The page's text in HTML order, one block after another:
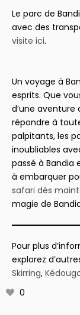
Le parc de
avec des
visite ici.
Un voyage à
esprits. Que
d’une
répondre à
palpitants, les
inoubliables
passé à Bandia
à embarquer
safari dès
magie de
Pour plus
explorez
Skirring,
0